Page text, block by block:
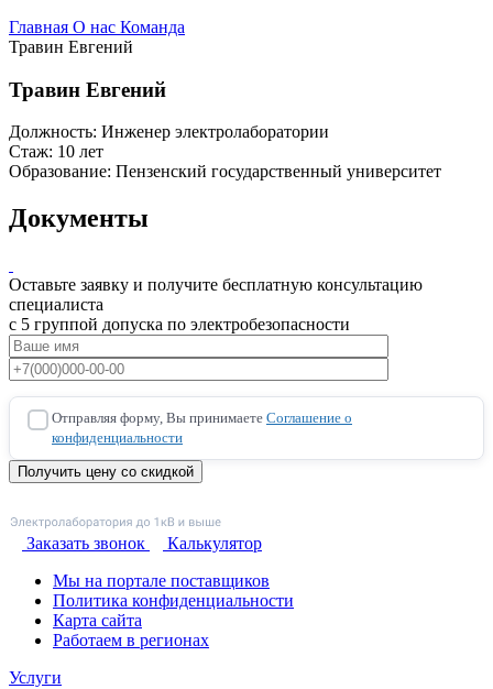
Главная О нас Команда
Травин Евгений
Травин Евгений
Должность: Инженер электролаборатории
Стаж: 10 лет
Образование: Пензенский государственный университет
Документы
Оставьте заявку и получите бесплатную консультацию
специалиста
с 5 группой допуска по электробезопасности
Отправляя форму, Вы принимаете Соглашение о
конфиденциальности
Заказать звонок
Калькулятор
Мы на портале поставщиков
Политика конфиденциальности
Карта сайта
Работаем в регионах
Услуги